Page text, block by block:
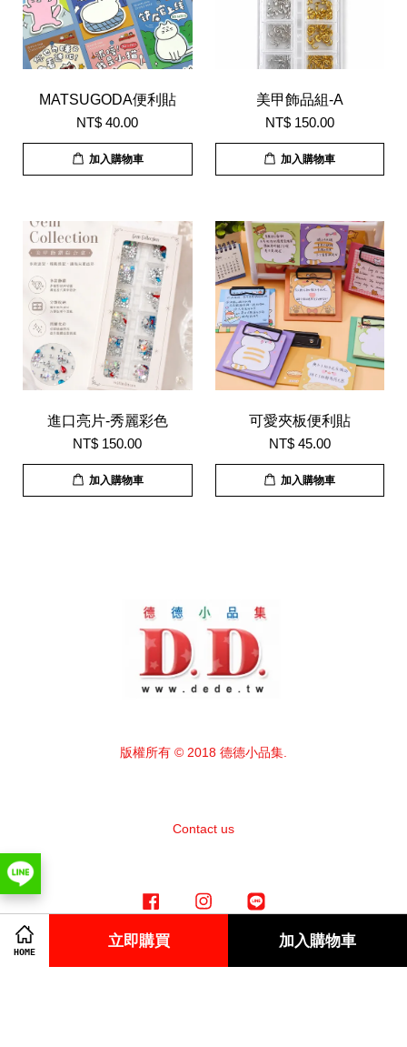
HOME
立即購買 加入購物車
MATSUGODA便利貼
NT$ 40.00
加入購物車
美甲飾品組-A
NT$ 150.00
加入購物車
進口亮片-秀麗彩色
NT$ 150.00
加入購物車
可愛夾板便利貼
NT$ 45.00
加入購物車
版權所有 © 2018 德德小品集.
Contact us
Facebook Instagram